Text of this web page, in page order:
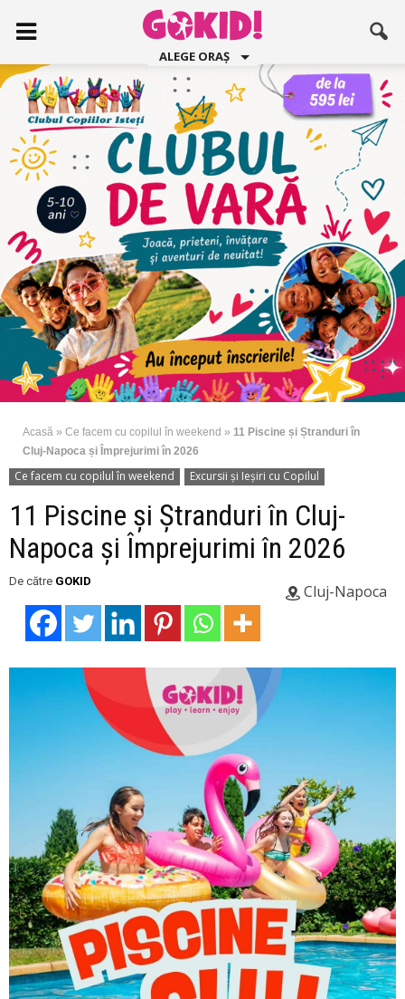
ALEGE ORAȘ
Acasă » Ce facem cu copilul în weekend » 11 Piscine și Ștranduri în
Cluj-Napoca și Împrejurimi în 2026
Ce facem cu copilul în weekend Excursii şi Ieşiri cu Copilul
11 Piscine și Ștranduri în Cluj-
Napoca și Împrejurimi în 2026
Cluj-Napoca
De către GOKID